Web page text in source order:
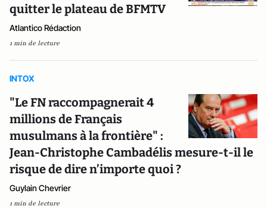
quitter le plateau de BFMTV
Atlantico Rédaction
1 min de lecture
INTOX
"Le FN raccompagnerait 4
millions de Français
musulmans à la frontière" :
Jean-Christophe Cambadélis mesure-t-il le
risque de dire n’importe quoi ?
Guylain Chevrier
1 min de lecture